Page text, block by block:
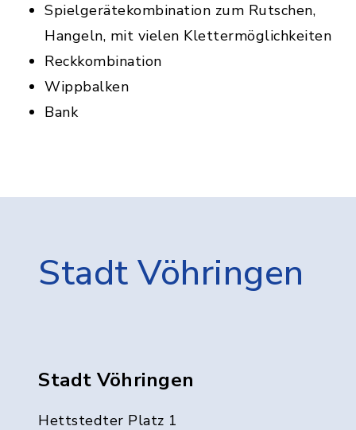
Spielgerätekombination zum Rutschen,
Hangeln, mit vielen Klettermöglichkeiten
Reckkombination
Wippbalken
Bank
Stadt Vöhringen
Stadt Vöhringen
Hettstedter Platz 1